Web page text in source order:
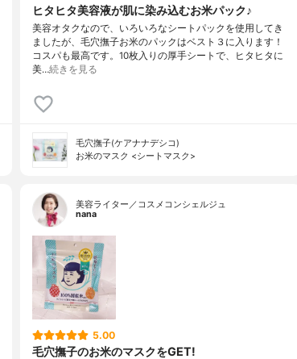
ヒタヒタ美容液が肌に染み込むお米パック♪
美容オタクなので、いろいろなシートパックを使用してき
ましたが、毛穴撫子お米のパックはベスト３に入ります！
コスパも最高です。10枚入りの厚手シートで、ヒタヒタに
美…続きを見る
毛穴撫子(ケアナナデシコ)
お米のマスク <シートマスク>
美容ライター／コスメコンシェルジュ
nana
5.00
毛穴撫子のお米のマスクをGET!